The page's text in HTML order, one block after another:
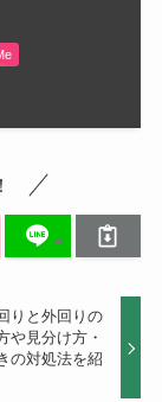
りと外回りの
や見分け方・
の対処法を紹